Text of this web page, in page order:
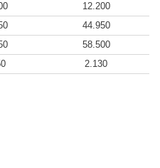
12.200
44.950
58.500
2.130